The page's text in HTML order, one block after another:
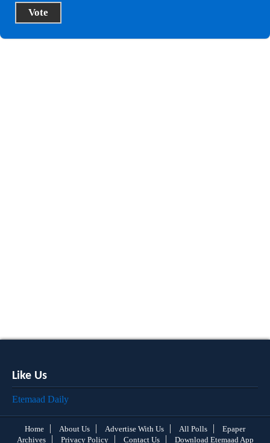
Like Us
Etemaad Daily
Home About Us Advertise With Us All Polls
Epaper
Archives
Privacy Policy Contact Us Download Etemaad App